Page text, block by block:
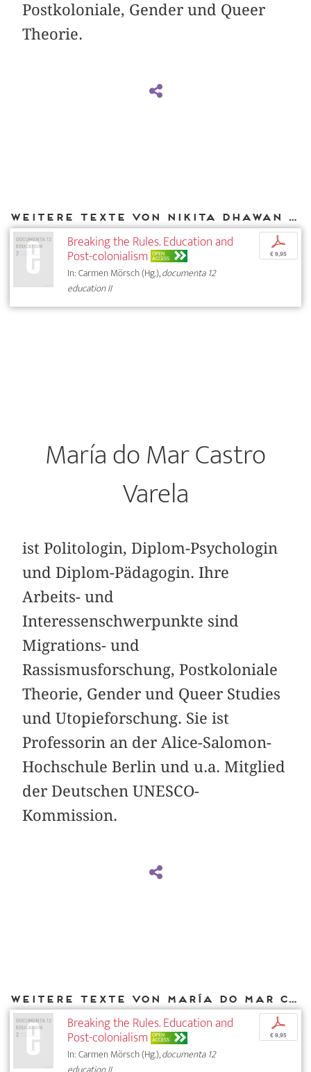
Postkoloniale, Gender und Queer
Theorie.
Weitere Texte von Nikita Dhawan bei DIAPHANES
Breaking the Rules. Education and
Post-colonialism OPEN
ACCESS
In: Carmen Mörsch (Hg.),documenta 12
education II
p
€ 9,95
María do Mar Castro
Varela
ist Politologin, Diplom-Psychologin
und Diplom-Pädagogin. Ihre
Arbeits- und
Interessenschwerpunkte sind
Migrations- und
Rassismusforschung, Postkoloniale
Theorie, Gender und Queer Studies
und Utopieforschung. Sie ist
Professorin an der Alice-Salomon-
Hochschule Berlin und u.a. Mitglied
der Deutschen UNESCO-
Kommission.
Weitere Texte von María do Mar Castro Varela bei DIAPHANES
Breaking the Rules. Education and
Post-colonialism OPEN
ACCESS
In: Carmen Mörsch (Hg.),documenta 12
p
€ 9,95